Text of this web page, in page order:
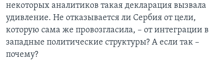
Языки
некоторых аналитиков такая декларация вызвала
удивление. Не отказывается ли Сербия от цели,
которую сама же провозгласила, – от интеграции в
западные политические структуры? А если так –
почему?